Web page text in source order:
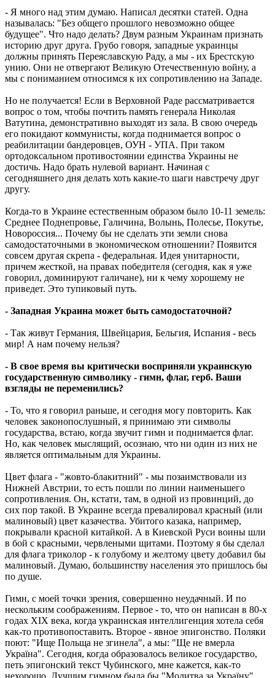
- Я много над этим думаю. Написал десятки статей. Одна
называлась: "Без общего прошлого невозможно общее
будущее". Что надо делать? Двум разным Украинам признать
историю друг друга. Грубо говоря, западные украинцы
должны принять Переяславскую Раду, а мы - их Брестскую
унию. Они не отвергают Великую Отечественную войну, а
мы с пониманием относимся к их сопротивлению на Западе.
Но не получается! Если в Верховной Раде рассматривается
вопрос о том, чтобы почтить память генерала Николая
Ватутина, демонстративно выходят из зала. В свою очередь
его покидают коммунисты, когда поднимается вопрос о
реабилитации бандеровцев, ОУН - УПА. При таком
ортодоксальном противостоянии единства Украины не
достичь. Надо брать нулевой вариант. Начиная с
сегодняшнего дня делать хоть какие-то шаги навстречу друг
другу.
Когда-то в Украине естественным образом было 10-11 земель:
Среднее Поднепровье, Галичина, Волынь, Полесье, Покутье,
Новороссия... Почему бы не сделать эти земли снова
самодостаточными в экономическом отношении? Появится
совсем другая скрепа - федеральная. Идея унитарности,
причем жесткой, на правах победителя (сегодня, как я уже
говорил, доминируют галичане), ни к чему хорошему не
приведет. Это тупиковый путь.
- Западная Украина может быть самодостаточной?
- Так живут Германия, Швейцария, Бельгия, Испания - весь
мир! А нам почему нельзя?
- В свое время вы критически восприняли украинскую
государственную символику - гимн, флаг, герб. Ваши
взгляды не переменились?
- То, что я говорил раньше, и сегодня могу повторить. Как
человек законопослушный, я принимаю эти символы
государства, встаю, когда звучит гимн и поднимается флаг.
Но, как человек мыслящий, осознаю, что ни один из них не
является оптимальным для Украины.
Цвет флага - "жовто-блакитний" - мы позаимствовали из
Нижней Австрии, то есть пошли по линии наименьшего
сопротивления. Он, кстати, там, в одной из провинций, до
сих пор такой. В Украине всегда превалировал красный (или
малиновый) цвет казачества. Убитого казака, например,
покрывали красной китайкой. А в Киевской Руси воины шли
в бой с красными, червлеными щитами. Поэтому я бы сделал
для флага триколор - к голубому и желтому цвету добавил бы
малиновый. Думаю, большинству населения это пришлось бы
по душе.
Гимн, с моей точки зрения, совершенно неудачный. И по
нескольким соображениям. Первое - то, что он написан в 80-х
годах ХIХ века, когда украинская интеллигенция хотела себя
как-то противопоставить. Второе - явное эпигонство. Поляки
поют: "Ище Польща не згинела", а мы: "Ще не вмерла
Україна". Сегодня, когда образовалось великое государство,
петь эпигонский текст Чубинского, мне кажется, как-то
нехорошо. Лучшим гимном была бы "Молитва за Україну"